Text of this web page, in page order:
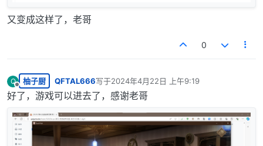
又变成这样了，老哥
0
Q
离线
柚子厨 QFTAL666写于2024年4月22日 上午9:19
最后由 编辑
好了，游戏可以进去了，感谢老哥